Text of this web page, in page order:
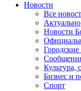
Новости
Все
Актуально
Новости
Культура,
Бизнес и
Спорт